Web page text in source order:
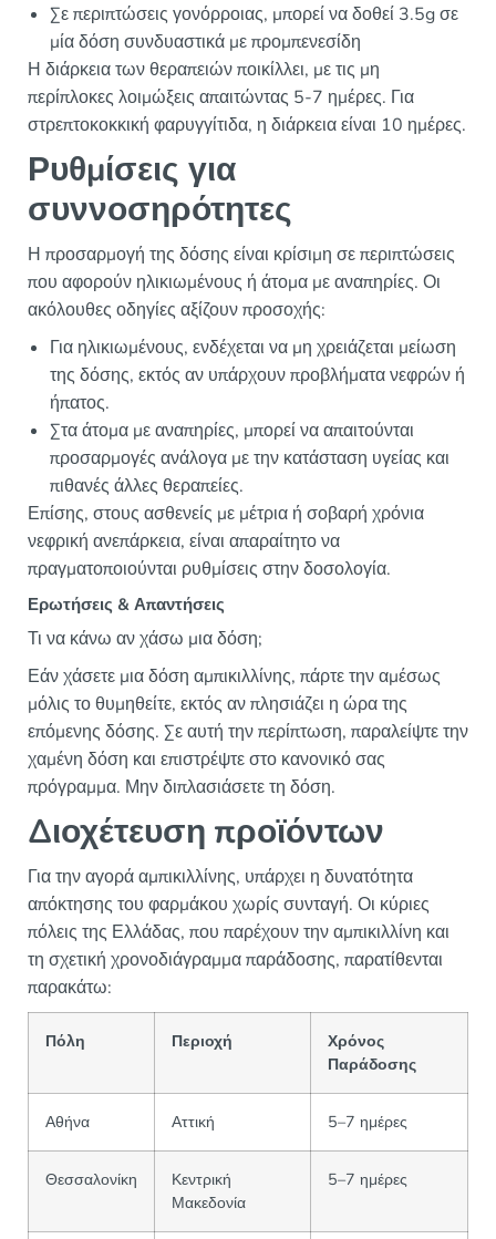
Σε περιπτώσεις γονόρροιας, μπορεί να δοθεί 3.5g σε
μία δόση συνδυαστικά με προμπενεσίδη
Η διάρκεια των θεραπειών ποικίλλει, με τις μη
περίπλοκες λοιμώξεις απαιτώντας 5-7 ημέρες. Για
στρεπτοκοκκική φαρυγγίτιδα, η διάρκεια είναι 10 ημέρες.
Ρυθμίσεις για
συννοσηρότητες
Η προσαρμογή της δόσης είναι κρίσιμη σε περιπτώσεις
που αφορούν ηλικιωμένους ή άτομα με αναπηρίες. Οι
ακόλουθες οδηγίες αξίζουν προσοχής:
Για ηλικιωμένους, ενδέχεται να μη χρειάζεται μείωση
της δόσης, εκτός αν υπάρχουν προβλήματα νεφρών ή
ήπατος.
Στα άτομα με αναπηρίες, μπορεί να απαιτούνται
προσαρμογές ανάλογα με την κατάσταση υγείας και
πιθανές άλλες θεραπείες.
Επίσης, στους ασθενείς με μέτρια ή σοβαρή χρόνια
νεφρική ανεπάρκεια, είναι απαραίτητο να
πραγματοποιούνται ρυθμίσεις στην δοσολογία.
Ερωτήσεις & Απαντήσεις
Τι να κάνω αν χάσω μια δόση;
Εάν χάσετε μια δόση αμπικιλλίνης, πάρτε την αμέσως
μόλις το θυμηθείτε, εκτός αν πλησιάζει η ώρα της
επόμενης δόσης. Σε αυτή την περίπτωση, παραλείψτε την
χαμένη δόση και επιστρέψτε στο κανονικό σας
πρόγραμμα. Μην διπλασιάσετε τη δόση.
Διοχέτευση προϊόντων
Για την αγορά αμπικιλλίνης, υπάρχει η δυνατότητα
απόκτησης του φαρμάκου χωρίς συνταγή. Οι κύριες
πόλεις της Ελλάδας, που παρέχουν την αμπικιλλίνη και
τη σχετική χρονοδιάγραμμα παράδοσης, παρατίθενται
παρακάτω:
Πόλη Περιοχή
Χρόνος
Παράδοσης
Αθήνα Αττική 5–7 ημέρες
Θεσσαλονίκη
Κεντρική
Μακεδονία
5–7 ημέρες